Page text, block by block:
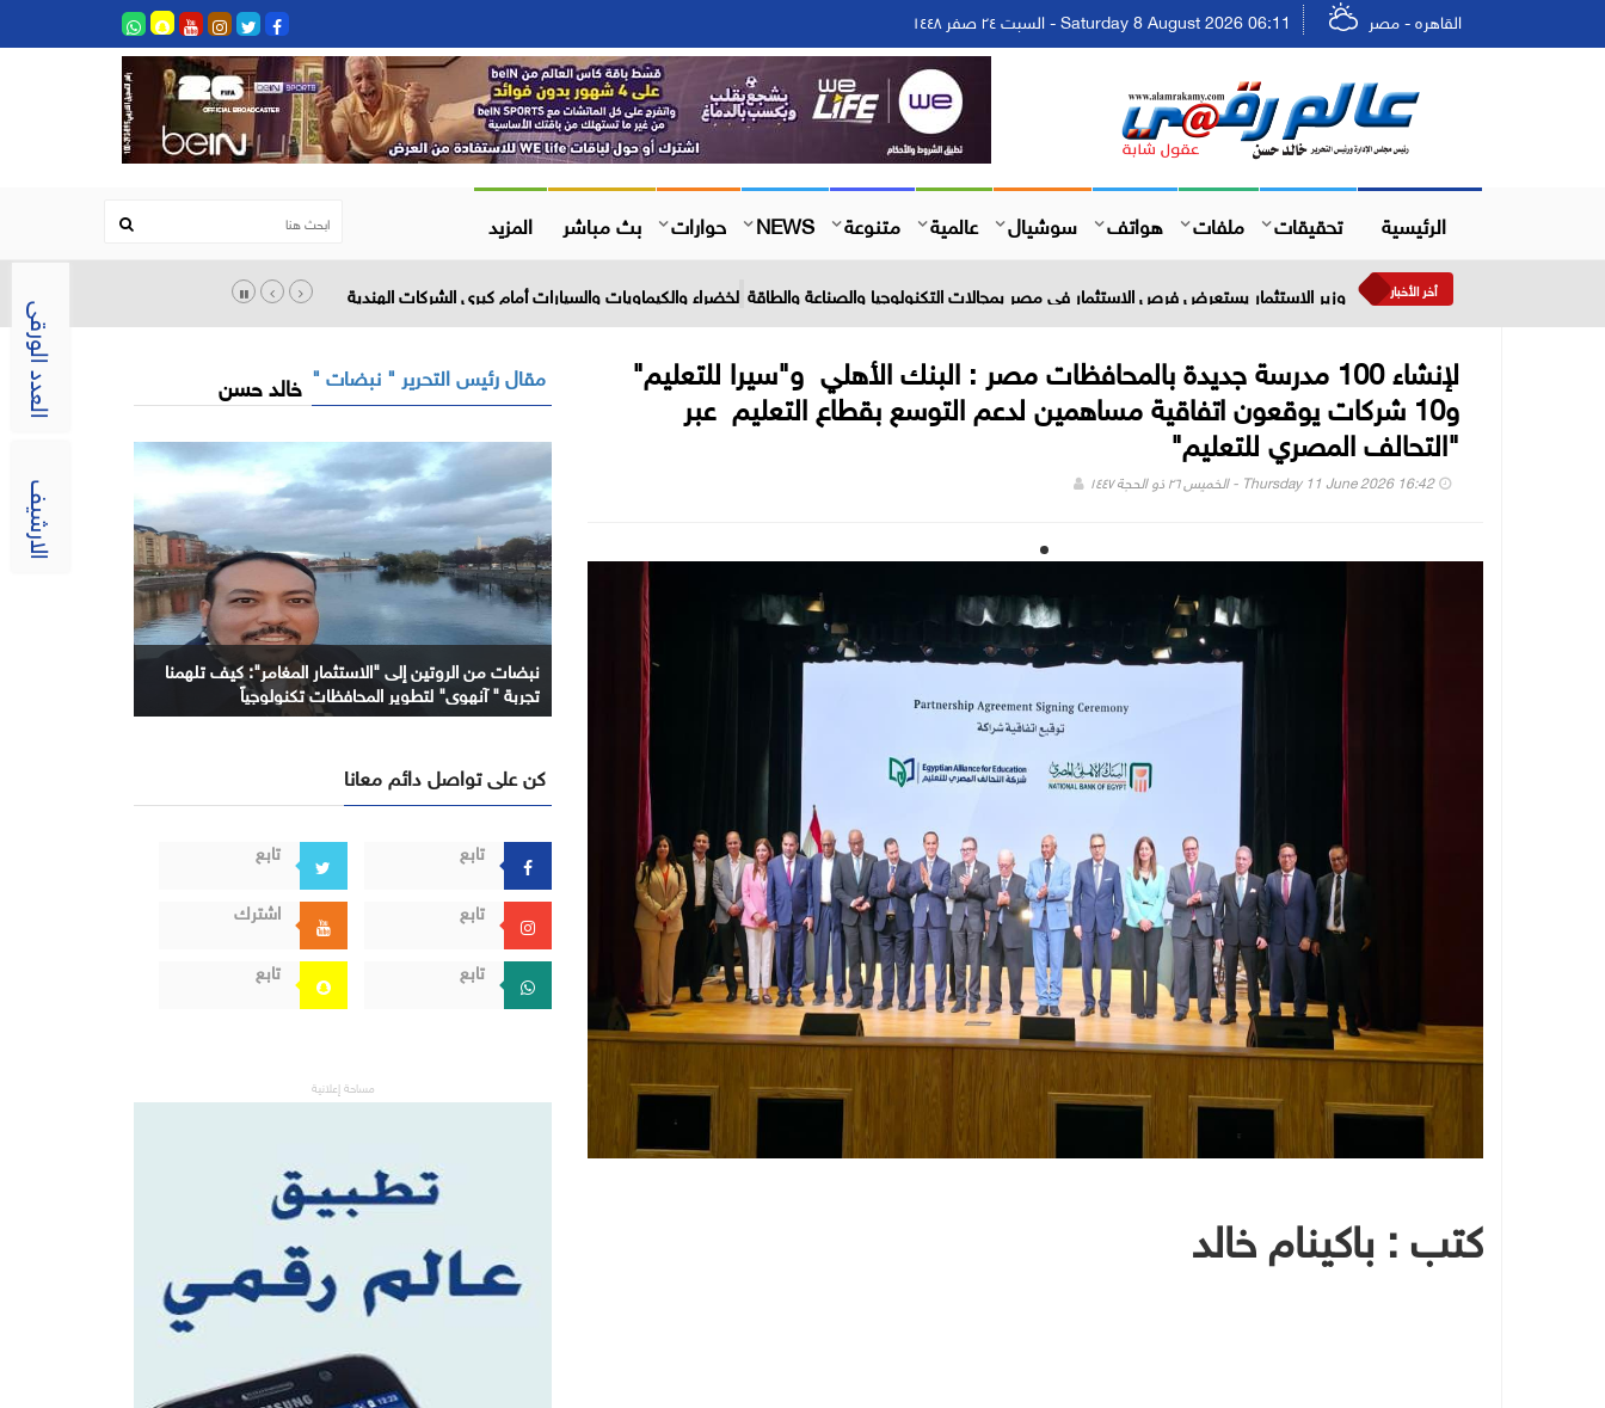
العدد الورقى
الارشيف
القاهره - مصر Saturday 8 August 2026 06:11 - السبت ٢٤ صفر ١٤٤٨
الرئيسية تحقيقات ملفات هواتف سوشيال عالمية متنوعة NEWS حوارات بث مباشر المزيد
أخر الأخبار وزير الاستثمار يستعرض فرص الاستثمار في مصر بمجالات التكنولوجيا والصناعة والطاقة الخضراء والكيماويات والسيارات أمام كبرى الشركات الهندية
لإنشاء 100 مدرسة جديدة بالمحافظات مصر : البنك الأهلي و"سيرا للتعليم"
و10 شركات يوقعون اتفاقية مساهمين لدعم التوسع بقطاع التعليم عبر
"التحالف المصري للتعليم"
Thursday 11 June 2026 16:42 - الخميس ٢٦ ذو الحجة ١٤٤٧
كتب : باكينام خالد
مقال رئيس التحرير " نبضات " خالد حسن
نبضات من الروتين إلى "الاستثمار المغامر": كيف تلهمنا
تجربة " آنهوي" لتطوير المحافظات تكنولوجياً
كن على تواصل دائم معانا
تابع
تابع
تابع
اشترك
تابع
تابع
مساحة إعلانية